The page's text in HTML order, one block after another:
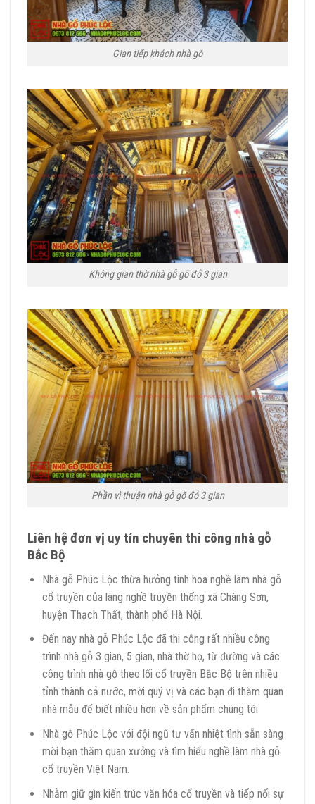
Gian tiếp khách nhà gỗ
Không gian thờ nhà gỗ gõ đỏ 3 gian
Phần vì thuận nhà gỗ gõ đỏ 3 gian
Liên hệ đơn vị uy tín chuyên thi công nhà gỗ
Bắc Bộ
Nhà gỗ Phúc Lộc thừa hưởng tinh hoa nghề làm nhà gỗ
cổ truyền của làng nghề truyền thống xã Chàng Sơn,
huyện Thạch Thất, thành phố Hà Nội.
Đến nay nhà gỗ Phúc Lộc đã thi công rất nhiều công
trình nhà gỗ 3 gian, 5 gian, nhà thờ họ, từ đường và các
công trình nhà gỗ theo lối cổ truyền Bắc Bộ trên nhiều
tỉnh thành cả nước, mời quý vị và các bạn đi thăm quan
nhà mẫu để biết nhiều hơn về sản phẩm chúng tôi
Nhà gỗ Phúc Lộc với đội ngũ tư vấn nhiệt tình sẵn sàng
mời bạn thăm quan xưởng và tìm hiểu nghề làm nhà gỗ
cổ truyền Việt Nam.
Nhằm giữ gìn kiến trúc văn hóa cổ truyền và tiếp nối sự